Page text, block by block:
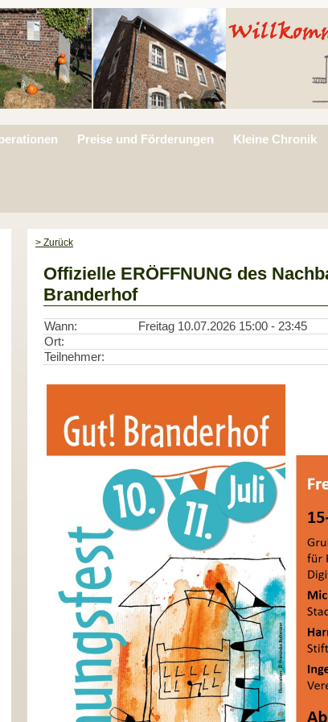
Preise und Förderungen Kleine Chronik
> Zurück
Offizielle ERÖFFNUNG des
Branderhof
Wann:
Freitag 10.07.2026 15:00 - 23:45
Ort:
Teilnehmer: